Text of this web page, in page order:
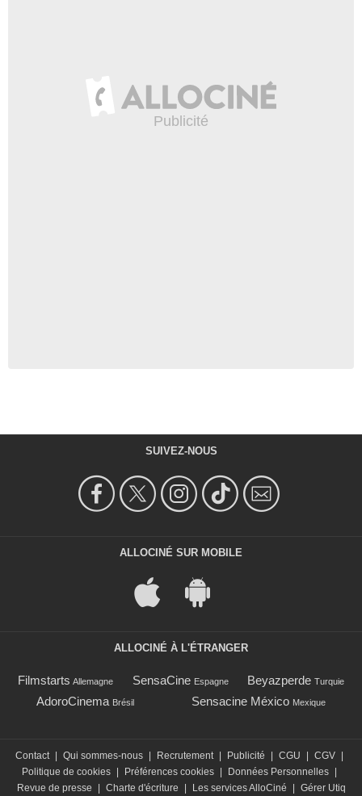
SUIVEZ-NOUS
ALLOCINÉ SUR MOBILE
ALLOCINÉ À L'ÉTRANGER
Filmstarts Allemagne SensaCine Espagne Beyazperde Turquie
AdoroCinema Brésil Sensacine México Mexique
Contact Qui sommes-nous Recrutement Publicité CGU CGV
Politique de cookies
Préférences cookies Données Personnelles
Revue de presse
Charte d'écriture Les services AlloCiné Gérer Utiq